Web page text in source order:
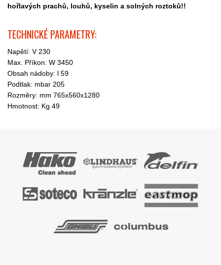
hořlavých prachů, louhů, kyselin a solných roztoků!!
TECHNICKÉ PARAMETRY:
Napětí: V 230
Max. Příkon: W 3450
Obsah nádoby: l 59
Podtlak: mbar 205
Rozměry: mm 765x560x1280
Hmotnost: Kg 49